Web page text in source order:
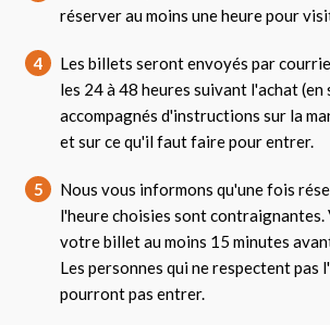
réserver au moins une heure pour
4
Les billets seront envoyés par
les 24 à 48 heures suivant l'achat (en
accompagnés d'instructions sur la
et sur ce qu'il faut faire pour entrer.
5
Nous vous informons qu'une fois
l'heure choisies sont
votre billet au moins 15 minutes
Les personnes qui ne respectent pas
pourront pas entrer.